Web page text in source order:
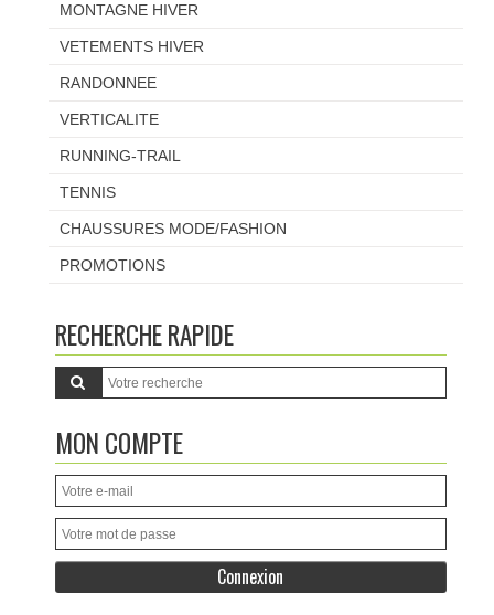
MONTAGNE HIVER
VETEMENTS HIVER
RANDONNEE
VERTICALITE
RUNNING-TRAIL
TENNIS
CHAUSSURES MODE/FASHION
PROMOTIONS
RECHERCHE RAPIDE
MON COMPTE